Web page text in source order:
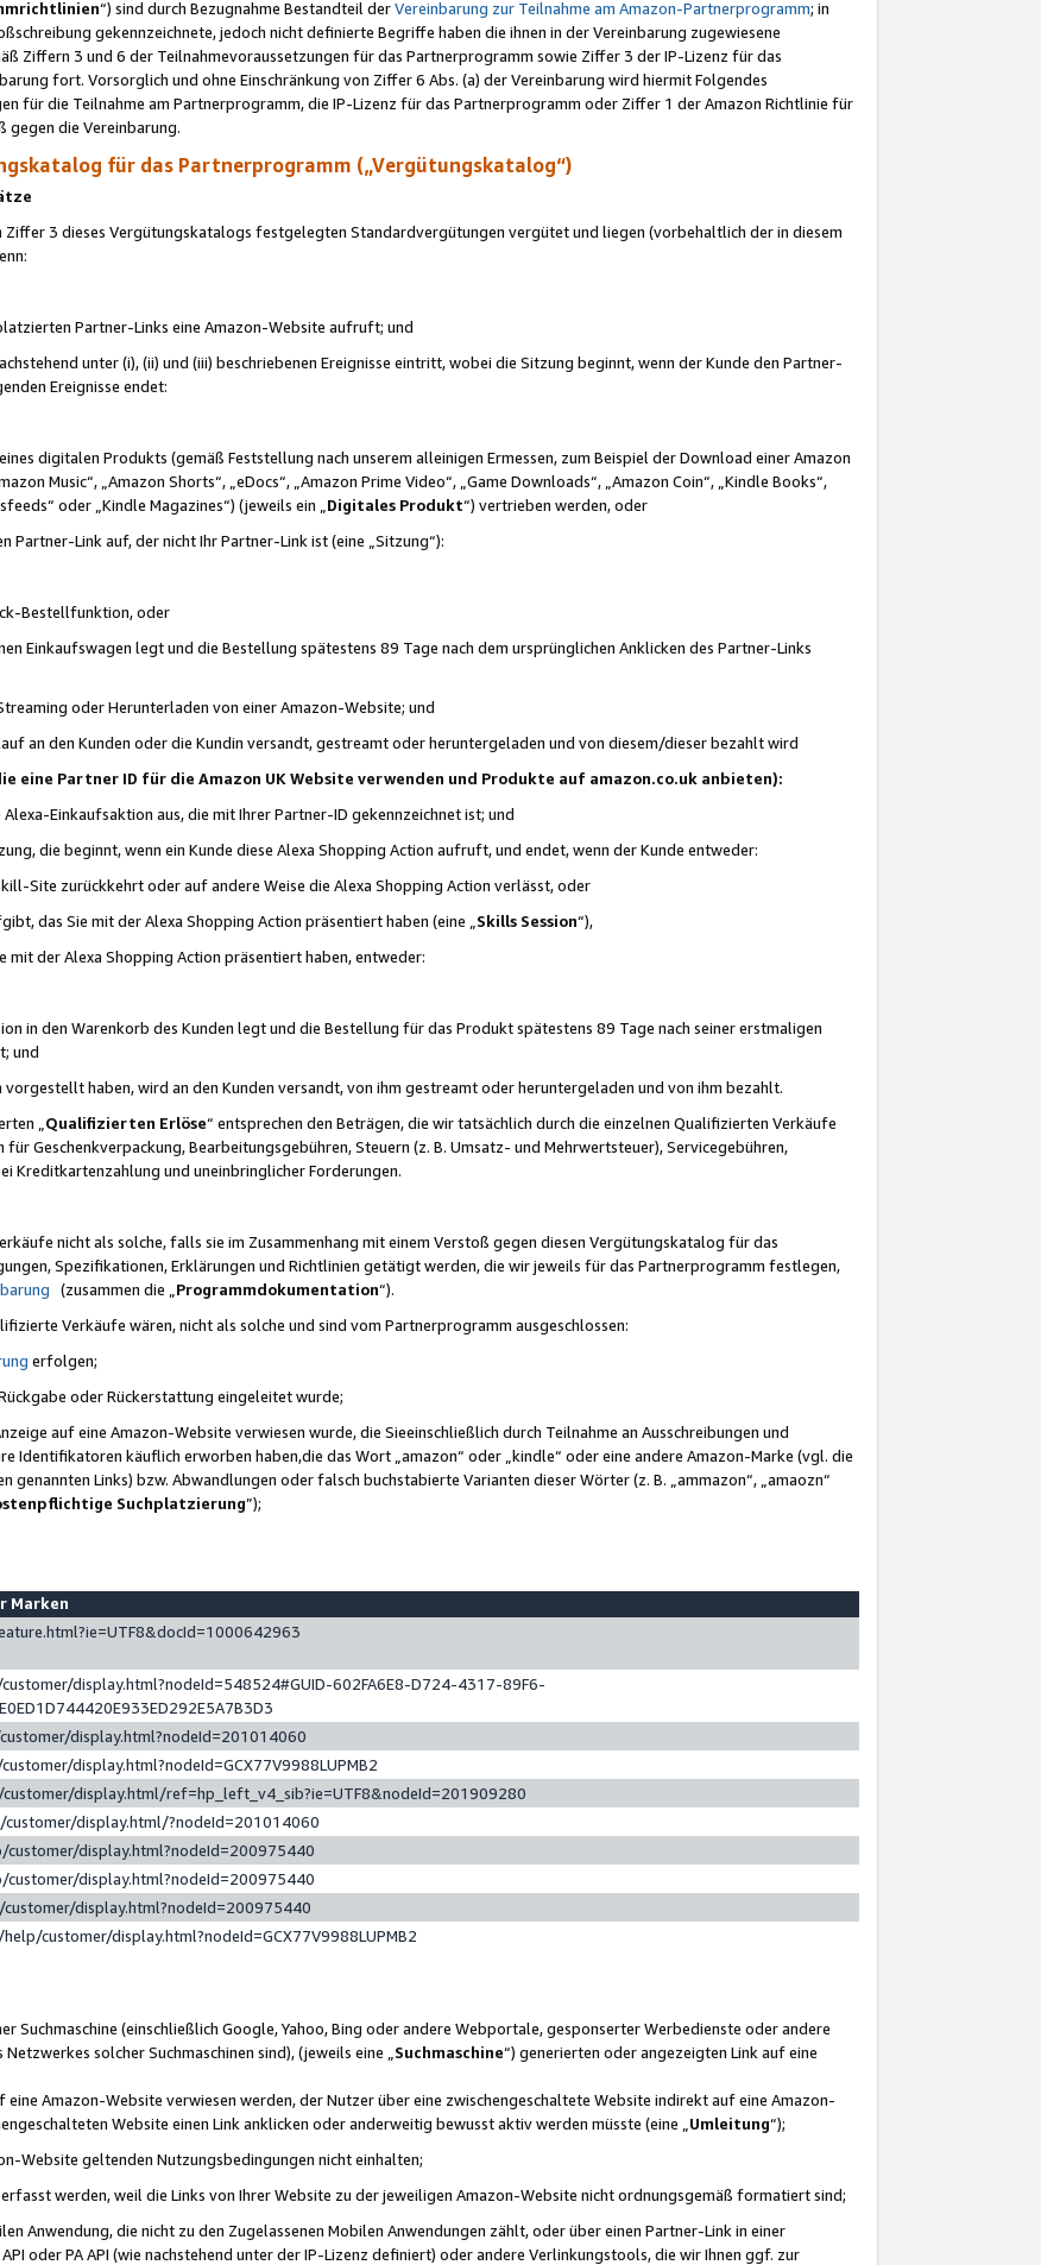
“) sind durch Bezugnahme Bestandteil derVereinbarung zur Teilnahme am Amazon-Partnerprogramm; in
gekennzeichnete, jedoch nicht definierte Begriffe haben die ihnen in der Vereinbarung zugewiesene
Ziffern 3 und 6 der Teilnahmevoraussetzungen für das Partnerprogramm sowie Ziffer 3 der IP-Lizenz für das
fort. Vorsorglich und ohne Einschränkung von Ziffer 6 Abs. (a) der Vereinbarung wird hiermit Folgendes
für die Teilnahme am Partnerprogramm, die IP-Lizenz für das Partnerprogramm oder Ziffer 1 der Amazon Richtlinie für
die Vereinbarung.
für das Partnerprogramm („Vergütungskatalog“)
Ziffer 3 dieses Vergütungskatalogs festgelegten Standardvergütungen vergütet und liegen (vorbehaltlich der in diesem
Partner-Links eine Amazon-Website aufruft; und
unter (i), (ii) und (iii) beschriebenen Ereignisse eintritt, wobei die Sitzung beginnt, wenn der Kunde den Partner-
Ereignisse endet:
digitalen Produkts (gemäß Feststellung nach unserem alleinigen Ermessen, zum Beispiel der Download einer Amazon
Music“, „Amazon Shorts“, „eDocs“, „Amazon Prime Video“, „Game Downloads“, „Amazon Coin“, „Kindle Books“,
oder „Kindle Magazines“) (jeweils ein „ Digitales Produkt“) vertrieben werden, oder
Link auf, der nicht Ihr Partner-Link ist (eine „Sitzung“):
Bestellfunktion, oder
Einkaufswagen legt und die Bestellung spätestens 89 Tage nach dem ursprünglichen Anklicken des Partner-Links
oder Herunterladen von einer Amazon-Website; und
an den Kunden oder die Kundin versandt, gestreamt oder heruntergeladen und von diesem/dieser bezahlt wird
eine Partner ID für die Amazon UK Website verwenden und Produkte auf amazon.co.uk anbieten):
Einkaufsaktion aus, die mit Ihrer Partner-ID gekennzeichnet ist; und
die beginnt, wenn ein Kunde diese Alexa Shopping Action aufruft, und endet, wenn der Kunde entweder:
Site zurückkehrt oder auf andere Weise die Alexa Shopping Action verlässt, oder
das Sie mit der Alexa Shopping Action präsentiert haben (eine „ Skills Session“),
mit der Alexa Shopping Action präsentiert haben, entweder:
in den Warenkorb des Kunden legt und die Bestellung für das Produkt spätestens 89 Tage nach seiner erstmaligen
und
haben, wird an den Kunden versandt, von ihm gestreamt oder heruntergeladen und von ihm bezahlt.
„ Qualifizierten Erlöse“ entsprechen den Beträgen, die wir tatsächlich durch die einzelnen Qualifizierten Verkäufe
Geschenkverpackung, Bearbeitungsgebühren, Steuern (z. B. Umsatz- und Mehrwertsteuer), Servicegebühren,
Kreditkartenzahlung und uneinbringlicher Forderungen.
nicht als solche, falls sie im Zusammenhang mit einem Verstoß gegen diesen Vergütungskatalog für das
Spezifikationen, Erklärungen und Richtlinien getätigt werden, die wir jeweils für das Partnerprogramm festlegen,
(zusammen die „ Programmdokumentation“).
Verkäufe wären, nicht als solche und sind vom Partnerprogramm ausgeschlossen:
erfolgen;
oder Rückerstattung eingeleitet wurde;
auf eine Amazon-Website verwiesen wurde, die Sieeinschließlich durch Teilnahme an Ausschreibungen und
Identifikatoren käuflich erworben haben,die das Wort „amazon“ oder „kindle“ oder eine andere Amazon-Marke (vgl. die
genannten Links) bzw. Abwandlungen oder falsch buchstabierte Varianten dieser Wörter (z. B. „ammazon“, „amaozn“
Suchplatzierung”);
Marken
display.html?nodeId=548524#GUID-602FA6E8-D724-4317-89F6-
display.html?nodeId=201014060
display.html?nodeId=GCX77V9988LUPMB2
display.html/ref=hp_left_v4_sib?ie=UTF8&nodeId=201909280
display.html/?nodeId=201014060
display.html?nodeId=200975440
display.html?nodeId=200975440
display.html?nodeId=200975440
customer/display.html?nodeId=GCX77V9988LUPMB2
Suchmaschine (einschließlich Google, Yahoo, Bing oder andere Webportale, gesponserter Werbedienste oder andere
solcher Suchmaschinen sind), (jeweils eine „ Suchmaschine“) generierten oder angezeigten Link auf eine
eine Amazon-Website verwiesen werden, der Nutzer über eine zwischengeschaltete Website indirekt auf eine Amazon-
Website einen Link anklicken oder anderweitig bewusst aktiv werden müsste (eine „ Umleitung“);
Website geltenden Nutzungsbedingungen nicht einhalten;
werden, weil die Links von Ihrer Website zu der jeweiligen Amazon-Website nicht ordnungsgemäß formatiert sind;
Anwendung, die nicht zu den Zugelassenen Mobilen Anwendungen zählt, oder über einen Partner-Link in einer
oder PA API (wie nachstehend unter der IP-Lizenz definiert) oder andere Verlinkungstools, die wir Ihnen ggf. zur